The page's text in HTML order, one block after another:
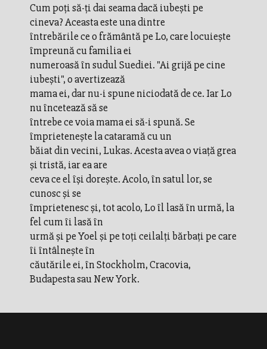
Cum poţi să-ţi dai seama dacă iubeşti pe
cineva? Aceasta este una dintre
întrebările ce o frământă pe Lo, care locuieşte
împreună cu familia ei
numeroasă în sudul Suediei. "Ai grijă pe cine
iubeşti", o avertizează
mama ei, dar nu-i spune niciodată de ce. Iar Lo
nu încetează să se
întrebe ce voia mama ei să-i spună. Se
împrieteneşte la cataramă cu un
băiat din vecini, Lukas. Acesta avea o viaţă grea
şi tristă, iar ea are
ceva ce el îşi doreşte. Acolo, în satul lor, se
cunosc şi se
împrietenesc şi, tot acolo, Lo îl lasă în urmă, la
fel cum îi lasă în
urmă şi pe Yoel şi pe toţi ceilalţi bărbaţi pe care
îi întâlneşte în
căutările ei, în Stockholm, Cracovia,
Budapesta sau New York.